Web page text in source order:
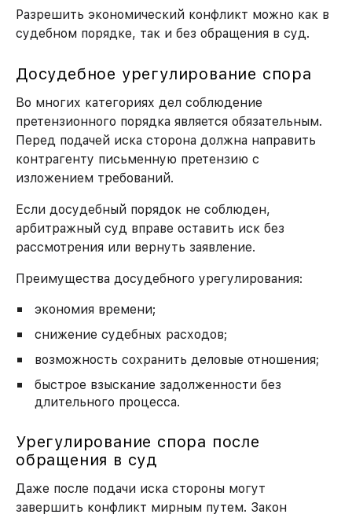
Разрешить экономический конфликт можно как в
судебном порядке, так и без обращения в суд.
Досудебное урегулирование спора
Во многих категориях дел соблюдение
претензионного порядка является обязательным.
Перед подачей иска сторона должна направить
контрагенту письменную претензию с
изложением требований.
Если досудебный порядок не соблюден,
арбитражный суд вправе оставить иск без
рассмотрения или вернуть заявление.
Преимущества досудебного урегулирования:
экономия времени;
снижение судебных расходов;
возможность сохранить деловые отношения;
быстрое взыскание задолженности без
длительного процесса.
Урегулирование спора после
обращения в суд
Даже после подачи иска стороны могут
завершить конфликт мирным путем. Закон
Как к вам обращаться?
Номер моб. телефона